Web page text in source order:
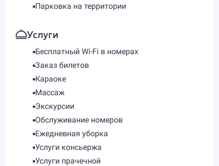
Парковка на территории
Услуги
Бесплатный Wi-Fi в номерах
Заказ билетов
Караоке
Массаж
Экскурсии
Обслуживание номеров
Ежедневная уборка
Услуги консьержа
Услуги прачечной